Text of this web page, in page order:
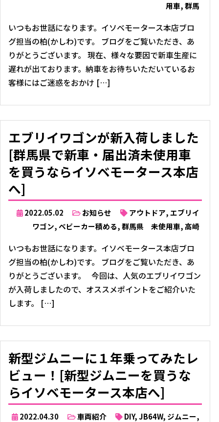
用車,群馬
いつもお世話になります。イソベモータース本店ブロ
グ担当の柏(かしわ)です。 ブログをご覧いただき、あ
りがとうございます。 現在、様々な要因で新車生産に
遅れが出ております。納車をお待ちいただいているお
客様にはご迷惑をおかけ […]
エブリイワゴンが新入荷しました
[群馬県で新車・届出済未使用車
を買うならイソベモータース本店
へ]
2022.05.02 お知らせ アウトドア,エブリイ
ワゴン,ベビーカー積める,群馬県 未使用車,高崎
いつもお世話になります。イソベモータース本店ブロ
グ担当の柏(かしわ)です。 ブログをご覧いただき、あ
りがとうございます。 今回は、人気のエブリイワゴン
が入荷しましたので、オススメポイントをご紹介いた
します。 […]
新型ジムニーに１年乗ってみたレ
ビュー！[新型ジムニーを買うな
らイソベモータース本店へ]
2022.04.30 車両紹介 DIY,JB64W, ジムニー,